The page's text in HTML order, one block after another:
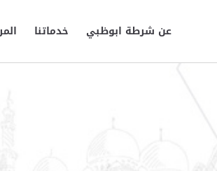
عن شرطة ابوظبي خدماتنا